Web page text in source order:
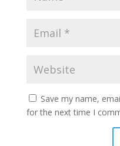
Save my name,
for the next time I